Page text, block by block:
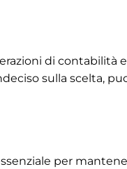
di contabilità
sulla scelta,
per